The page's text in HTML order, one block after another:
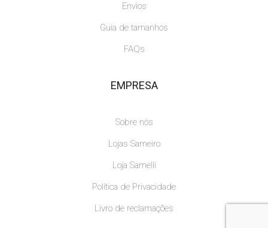
Envios
Guia de tamanhos
FAQs
EMPRESA
Sobre nós
Lojas Sameiro
Loja Samelli
Política de Privacidade
Livro de reclamações